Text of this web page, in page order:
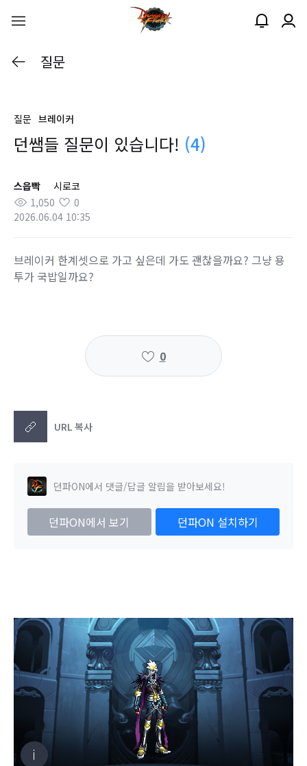
질문
질문 브레이커
던쌤들 질문이 있습니다! (4)
스읍빡
시로코
1,050
0
2026.06.04 10:35
브레이커 한계셋으로 가고 싶은데 가도 괜찮을까요? 그냥 용
투가 국밥일까요?
0
URL 복사
던파ON에서 댓글/답글 알림을 받아보세요!
던파ON에서 보기 던파ON 설치하기